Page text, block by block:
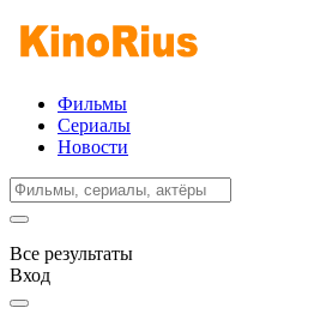
Фильмы
Сериалы
Новости
Все результаты
Вход